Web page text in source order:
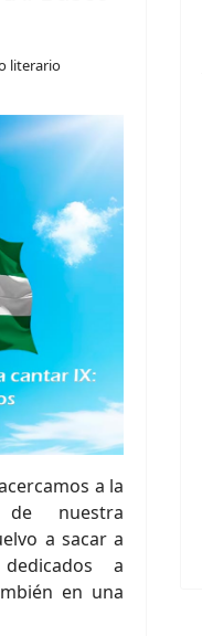
literario
a la
nuestra
a sacar a
a
en una